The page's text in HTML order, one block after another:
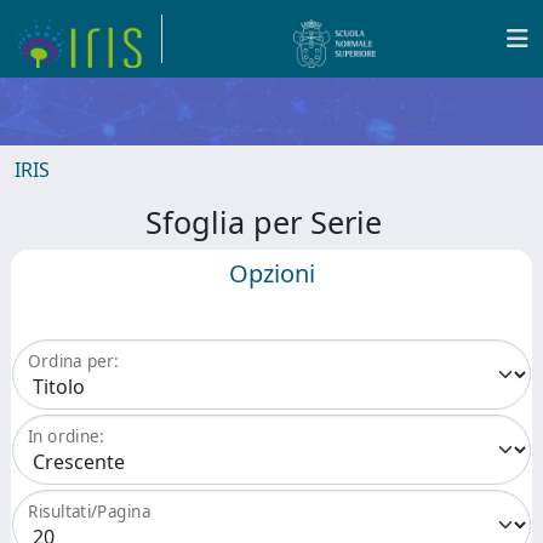
IRIS
Sfoglia per Serie
Opzioni
Ordina per:
In ordine:
Risultati/Pagina